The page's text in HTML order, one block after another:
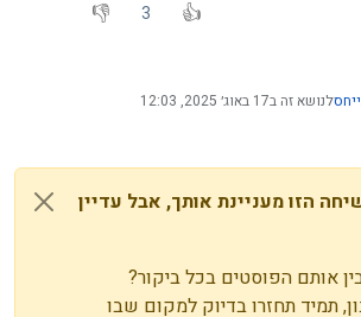
3
לנושא זה ב17 באוג׳ 2025, 12:03
הזו מעניינת אותך, אבל עדיין
אותם הפוסטים בכל ביקור?
תמיד תחזרו בדיוק למקום שבו